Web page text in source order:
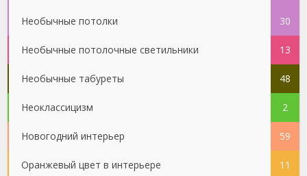
Необычные потолки 30
Необычные потолочные светильники 13
Необычные табуреты 48
Неоклассицизм 2
Новогодний интерьер 59
Оранжевый цвет в интерьере 11